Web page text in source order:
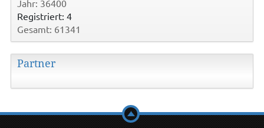
Jahr: 36400
Registriert: 4
Gesamt: 61341
Partner